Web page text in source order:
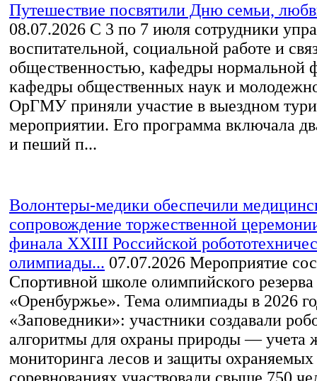
Путешествие посвятили Дню семьи,
08.07.2026 С 3 по 7 июля сотрудники
воспитательной, социальной работе и
общественностью, кафедры нормальной
кафедры общественных наук и
ОрГМУ приняли участие в выездном
мероприятии. Его программа включала
и пеший п...
Волонтеры-медики обеспечили
сопровождение торжественной
финала XXIII Российской
олимпиады... 07.07.2026 Мероприятие
Спортивной школе олимпийского
«Оренбуржье». Тема олимпиады в 2026
«Заповедники»: участники создавали
алгоритмы для охраны природы — учета
мониторинга лесов и защиты